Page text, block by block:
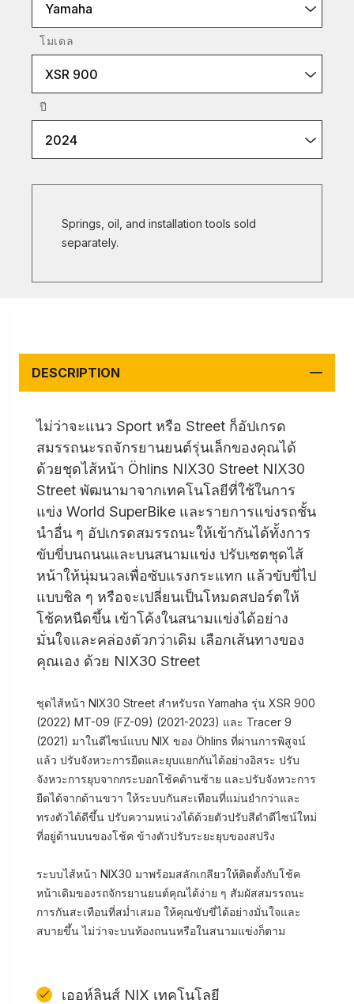
Yamaha
โมเดล
XSR 900
ปี
2024
Springs, oil, and installation tools sold
separately.
DESCRIPTION
ไม่ว่าจะแนว Sport หรือ Street ก็อัปเกรด
สมรรถนะรถจักรยานยนต์รุ่นเล็กของคุณได้
ด้วยชุดไส้หน้า Öhlins NIX30 Street NIX30
Street พัฒนามาจากเทคโนโลยีที่ใช้ในการ
แข่ง World SuperBike และรายการแข่งรถชั้น
นำอื่น ๆ อัปเกรดสมรรถนะให้เข้ากันได้ทั้งการ
ขับขี่บนถนนและบนสนามแข่ง ปรับเซตชุดไส้
หน้าให้นุ่มนวลเพื่อซับแรงกระแทก แล้วขับขี่ไป
แบบชิล ๆ หรือจะเปลี่ยนเป็นโหมดสปอร์ตให้
โช้คหนืดขึ้น เข้าโค้งในสนามแข่งได้อย่าง
มั่นใจและคล่องตัวกว่าเดิม เลือกเส้นทางของ
คุณเอง ด้วย NIX30 Street
ชุดไส้หน้า NIX30 Street สำหรับรถ Yamaha รุ่น XSR 900
(2022) MT-09 (FZ-09) (2021-2023) และ Tracer 9
(2021) มาในดีไซน์แบบ NIX ของ Öhlins ที่ผ่านการพิสูจน์
แล้ว ปรับจังหวะการยืดและยุบแยกกันได้อย่างอิสระ ปรับ
จังหวะการยุบจากกระบอกโช้คด้านซ้าย และปรับจังหวะการ
ยืดได้จากด้านขวา ให้ระบบกันสะเทือนที่แม่นยำกว่าและ
ทรงตัวได้ดีขึ้น ปรับความหน่วงได้ด้วยตัวปรับสีดำดีไซน์ใหม่
ที่อยู่ด้านบนของโช้ค ข้างตัวปรับระยะยุบของสปริง
ระบบไส้หน้า NIX30 มาพร้อมสลักเกลียวให้ติดตั้งกับโช้ค
หน้าเดิมของรถจักรยานยนต์คุณได้ง่าย ๆ สัมผัสสมรรถนะ
การกันสะเทือนที่สม่ำเสมอ ให้คุณขับขี่ได้อย่างมั่นใจและ
สบายขึ้น ไม่ว่าจะบนท้องถนนหรือในสนามแข่งก็ตาม
เออห์ลินส์ NIX เทคโนโลยี